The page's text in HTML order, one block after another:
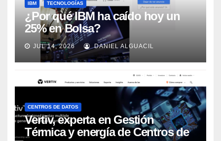
IBM TECNOLOGÍAS
¿Por qué IBM ha caído hoy un
25% en Bolsa?
JUL 14, 2026 DANIEL ALGUACIL
CENTROS DE DATOS
Vertiv, experta en Gestión
Térmica y energía de Centros de